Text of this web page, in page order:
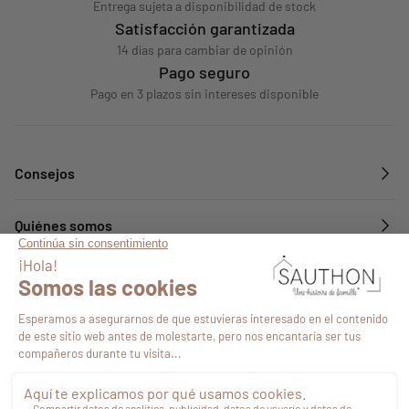
Entrega sujeta a disponibilidad de stock
Satisfacción garantizada
14 días para cambiar de opinión
Pago seguro
Pago en 3 plazos sin intereses disponible
Consejos
Quiénes somos
Servicios
Síguenos en